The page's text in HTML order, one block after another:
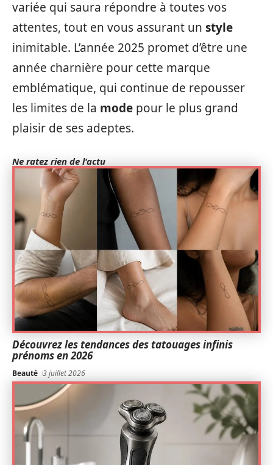
variée qui saura répondre à toutes vos
attentes, tout en vous assurant un style
inimitable. L’année 2025 promet d’être une
année charnière pour cette marque
emblématique, qui continue de repousser
les limites de la mode pour le plus grand
plaisir de ses adeptes.
Ne ratez rien de l'actu
Découvrez les tendances des tatouages infinis
prénoms en 2026
Beauté 3 juillet 2026